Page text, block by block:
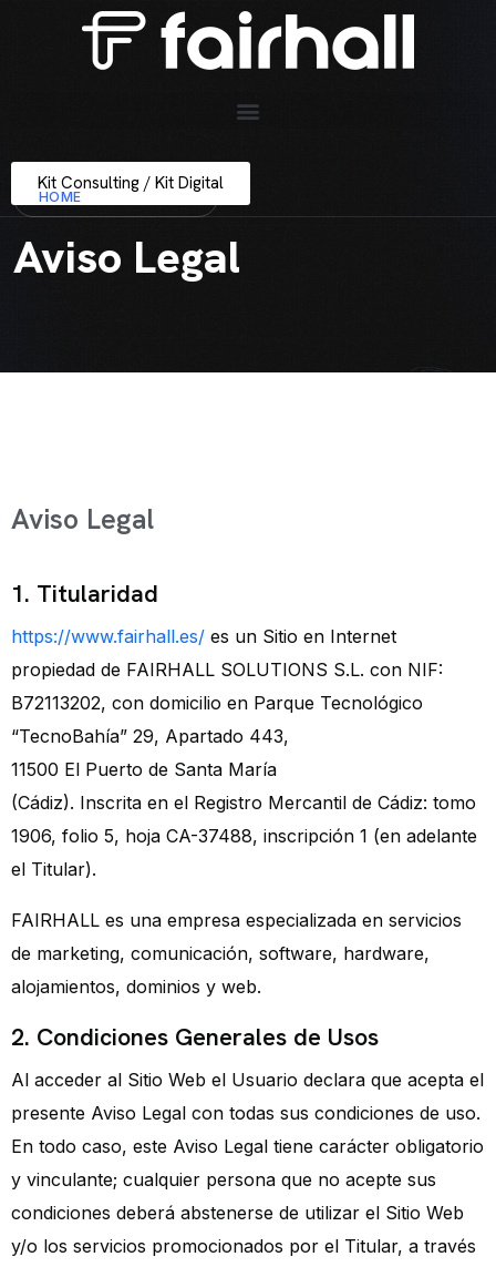
Kit Consulting / Kit Digital
HOME AVISO LEGAL
Aviso Legal
Aviso Legal
1. Titularidad
https://www.fairhall.es/ es un Sitio en Internet
propiedad de FAIRHALL SOLUTIONS S.L. con NIF:
B72113202, con domicilio en Parque Tecnológico
“TecnoBahía” 29, Apartado 443,
11500 El Puerto de Santa María
(Cádiz). Inscrita en el Registro Mercantil de Cádiz: tomo
1906, folio 5, hoja CA-37488, inscripción 1 (en adelante
el Titular).
FAIRHALL es una empresa especializada en servicios
de marketing, comunicación, software, hardware,
alojamientos, dominios y web.
2. Condiciones Generales de Usos
Al acceder al Sitio Web el Usuario declara que acepta el
presente Aviso Legal con todas sus condiciones de uso.
En todo caso, este Aviso Legal tiene carácter obligatorio
y vinculante; cualquier persona que no acepte sus
condiciones deberá abstenerse de utilizar el Sitio Web
y/o los servicios promocionados por el Titular, a través